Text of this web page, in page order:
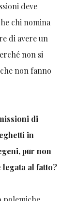
deve
chi nomina
di avere un
non si
non fanno
di
in
pur non
al fatto?